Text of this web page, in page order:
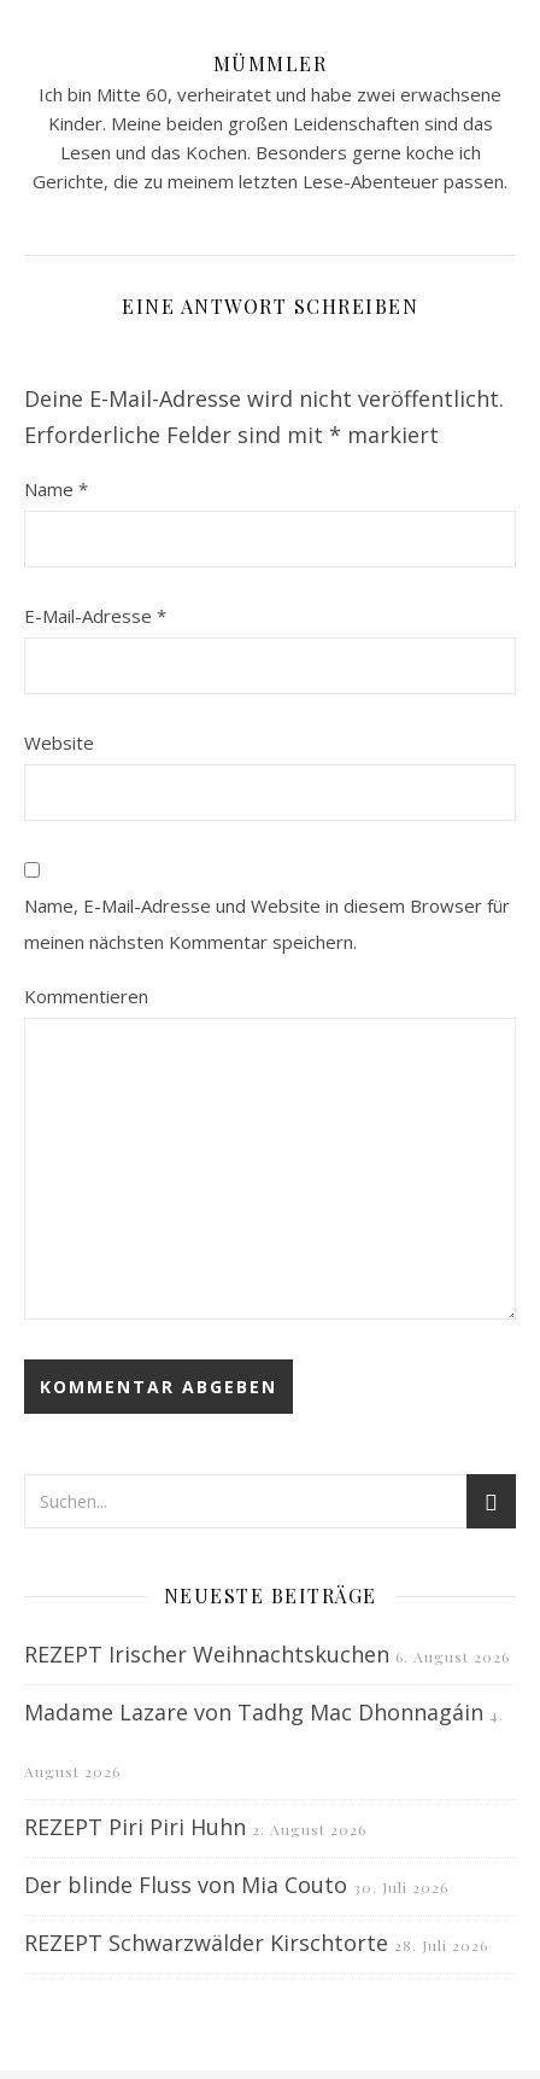
MÜMMLER
Ich bin Mitte 60, verheiratet und habe zwei erwachsene
Kinder. Meine beiden großen Leidenschaften sind das
Lesen und das Kochen. Besonders gerne koche ich
Gerichte, die zu meinem letzten Lese-Abenteuer passen.
EINE ANTWORT SCHREIBEN
Deine E-Mail-Adresse wird nicht veröffentlicht.
Erforderliche Felder sind mit * markiert
Name *
E-Mail-Adresse *
Website
Name, E-Mail-Adresse und Website in diesem Browser für
meinen nächsten Kommentar speichern.
Kommentieren
NEUESTE BEITRÄGE
REZEPT Irischer Weihnachtskuchen 6. August 2026
Madame Lazare von Tadhg Mac Dhonnagáin 4.
August 2026
REZEPT Piri Piri Huhn 2. August 2026
Der blinde Fluss von Mia Couto 30. Juli 2026
REZEPT Schwarzwälder Kirschtorte 28. Juli 2026